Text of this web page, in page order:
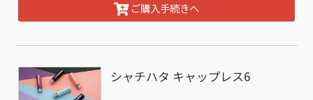
ご購入手続きへ
シャチハタ キャップレス6